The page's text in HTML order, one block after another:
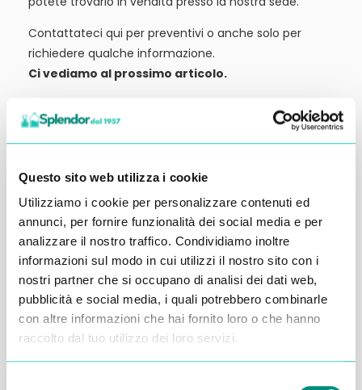
Questo sito web utilizza i cookie
Utilizziamo i cookie per personalizzare contenuti ed
annunci, per fornire funzionalità dei social media e per
analizzare il nostro traffico. Condividiamo inoltre
informazioni sul modo in cui utilizzi il nostro sito con i
nostri partner che si occupano di analisi dei dati web,
pubblicità e social media, i quali potrebbero combinarle
con altre informazioni che hai fornito loro o che hanno
raccolto dal tuo utilizzo dei loro servizi.
Contattateci qui per preventivi o anche solo per
richiedere qualche informazione.
Ci vediamo al prossimo articolo.
Inserisci i tuoi dati qui, ti ricontatteremo
entro 48 ore